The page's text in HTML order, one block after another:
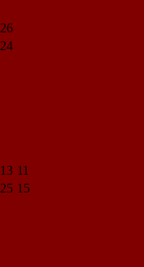
26
24
13 11
25 15